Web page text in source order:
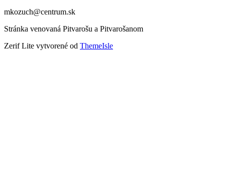
mkozuch@centrum.sk
Stránka venovaná Pitvarošu a Pitvarošanom
Zerif Lite vytvorené od ThemeIsle